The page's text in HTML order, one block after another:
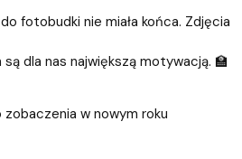
fotobudki nie miała końca. Zdjęcia
dla nas największą motywacją. 🏫
zobaczenia w nowym roku